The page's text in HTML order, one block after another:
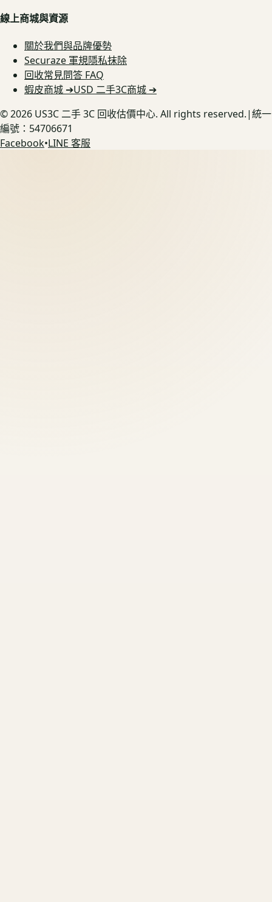
線上商城與資源
關於我們與品牌優勢
Securaze 軍規隱私抹除
回收常見問答 FAQ
蝦皮商城 ➔USD 二手3C商城 ➔
©2026 US3C 二手 3C 回收估價中心. All rights reserved.|統一
編號：54706671
Facebook•LINE 客服